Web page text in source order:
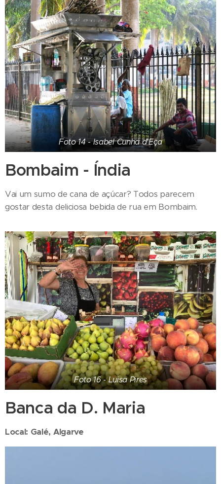
Foto 14 - Isabel Cunha d'Eça
Bombaim - Índia
Vai um sumo de cana de açúcar? Todos parecem
gostar desta deliciosa bebida de rua em Bombaim.
Foto 16 - Luisa Pires
Banca da D. Maria
Local: Galé, Algarve